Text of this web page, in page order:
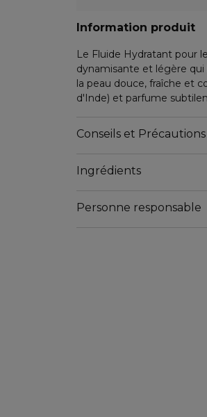
Information produit
Le Fluide Hydratant pour
dynamisante et légère
la peau douce, fraîche et
d'Inde) et parfume
Conseils et
Ingrédients
Personne responsable